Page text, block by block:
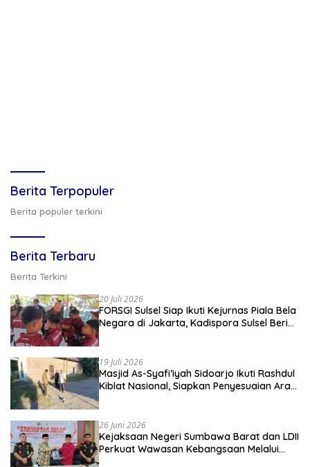
Berita Terpopuler
Berita populer terkini
Berita Terbaru
Berita Terkini
20 Juli 2026
FORSGI Sulsel Siap Ikuti Kejurnas Piala Bela
Negara di Jakarta, Kadispora Sulsel Beri
19 Juli 2026
Masjid As-Syafi’iyah Sidoarjo Ikuti Rashdul
Kiblat Nasional, Siapkan Penyesuaian Arah
26 Juni 2026
Kejaksaan Negeri Sumbawa Barat dan LDII
Perkuat Wawasan Kebangsaan Melalui